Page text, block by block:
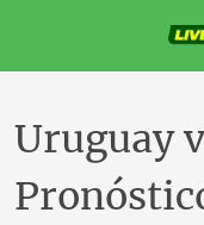
contenido
Uruguay